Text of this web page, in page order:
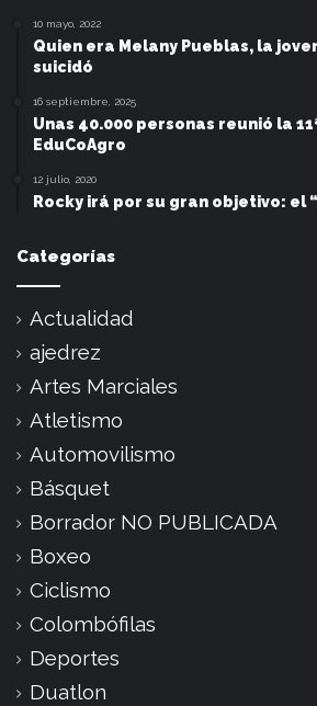
10 mayo, 2022
Quien era Melany Pueblas, la
suicidó
16 septiembre, 2025
Unas 40.000 personas reunió la
EduCoAgro
12 julio, 2020
Rocky irá por su gran objetivo: el
Categorías
Actualidad
ajedrez
Artes Marciales
Atletismo
Automovilismo
Básquet
Borrador NO PUBLICADA
Boxeo
Ciclismo
Colombófilas
Deportes
Duatlon